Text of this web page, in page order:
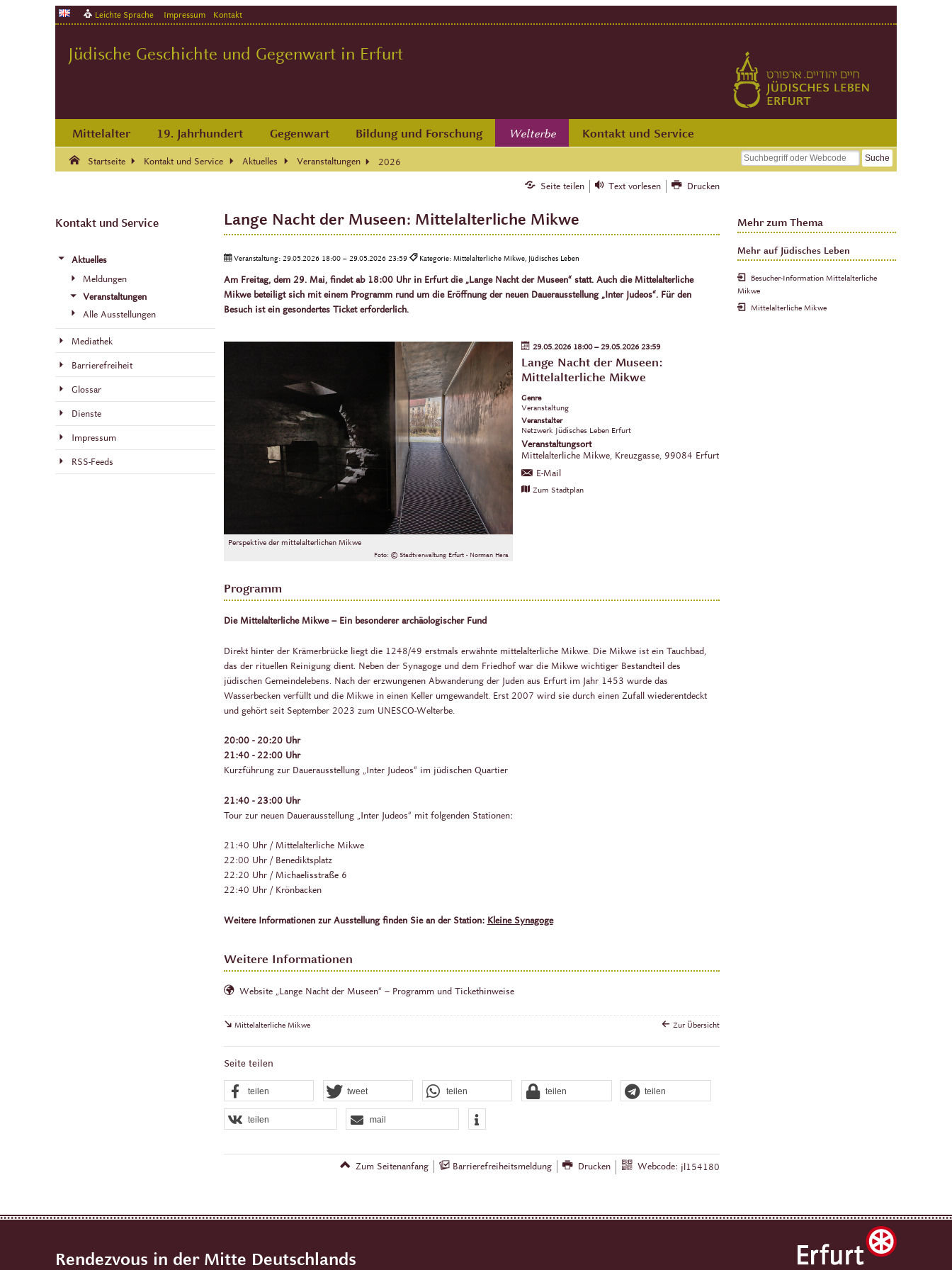
Leichte Sprache Impressum Kontakt
Jüdische Geschichte und Gegenwart in Erfurt
Mittelalter 19. Jahrhundert Gegenwart Bildung und Forschung Welterbe Kontakt und Service
Startseite Kontakt und Service Aktuelles Veranstaltungen 2026
Seite teilen Text vorlesen Drucken
Lange Nacht der Museen: Mittelalterliche Mikwe
Veranstaltung:29.05.2026 18:00 – 29.05.2026 23:59 Kategorie: Mittelalterliche Mikwe, Jüdisches Leben
Am Freitag, dem 29. Mai, findet ab 18:00 Uhr in Erfurt die „Lange Nacht der Museen“ statt. Auch die Mittelalterliche
Mikwe beteiligt sich mit einem Programm rund um die Eröffnung der neuen Dauerausstellung „Inter Judeos“. Für den
Besuch ist ein gesondertes Ticket erforderlich.
Perspektive der mittelalterlichen Mikwe
Foto: © Stadtverwaltung Erfurt - Norman Hera
29.05.2026 18:00 –29.05.2026 23:59
Lange Nacht der Museen:
Mittelalterliche Mikwe
Genre
Veranstaltung
Veranstalter
Netzwerk Jüdisches Leben Erfurt
Veranstaltungsort
Mittelalterliche Mikwe, Kreuzgasse, 99084 Erfurt
E-Mail
Zum Stadtplan
Programm
Die Mittelalterliche Mikwe – Ein besonderer archäologischer Fund
Direkt hinter der Krämerbrücke liegt die 1248/49 erstmals erwähnte mittelalterliche Mikwe. Die Mikwe ist ein Tauchbad,
das der rituellen Reinigung dient. Neben der Synagoge und dem Friedhof war die Mikwe wichtiger Bestandteil des
jüdischen Gemeindelebens. Nach der erzwungenen Abwanderung der Juden aus Erfurt im Jahr 1453 wurde das
Wasserbecken verfüllt und die Mikwe in einen Keller umgewandelt. Erst 2007 wird sie durch einen Zufall wiederentdeckt
und gehört seit September 2023 zum UNESCO-Welterbe.
20:00 - 20:20 Uhr
21:40 - 22:00 Uhr
Kurzführung zur Dauerausstellung „Inter Judeos“ im jüdischen Quartier
21:40 - 23:00 Uhr
Tour zur neuen Dauerausstellung „Inter Judeos“ mit folgenden Stationen:
21:40 Uhr / Mittelalterliche Mikwe
22:00 Uhr / Benediktsplatz
22:20 Uhr / Michaelisstraße 6
22:40 Uhr / Krönbacken
Weitere Informationen zur Ausstellung finden Sie an der Station: Kleine Synagoge
Weitere Informationen
Website „Lange Nacht der Museen“ – Programm und Tickethinweise
Mittelalterliche Mikwe Zur Übersicht
Seite teilen
teilen tweet teilen teilen teilen
teilen mail
Zum Seitenanfang Barrierefreiheitsmeldung Drucken Webcode: jl154180
Mehr zum Thema
Mehr auf Jüdisches Leben
Besucher-Information Mittelalterliche
Mikwe
Mittelalterliche Mikwe
Kontakt und Service
Aktuelles
Meldungen
Veranstaltungen
Alle Ausstellungen
Mediathek
Barrierefreiheit
Glossar
Dienste
Impressum
RSS-Feeds
Rendezvous in der Mitte Deutschlands